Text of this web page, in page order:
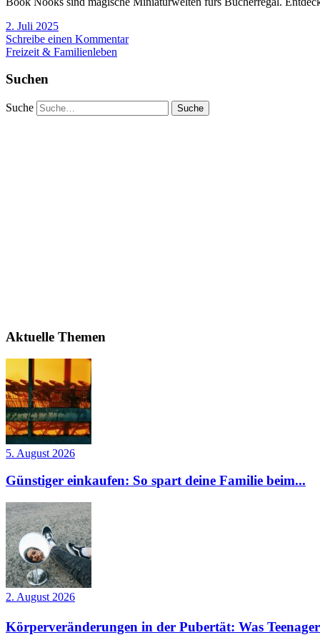
2. Juli 2025
Schreibe einen Kommentar
Freizeit & Familienleben
Suchen
Suche
Aktuelle Themen
5. August 2026
Günstiger einkaufen: So spart deine Familie beim...
2. August 2026
Körperveränderungen in der Pubertät: Was